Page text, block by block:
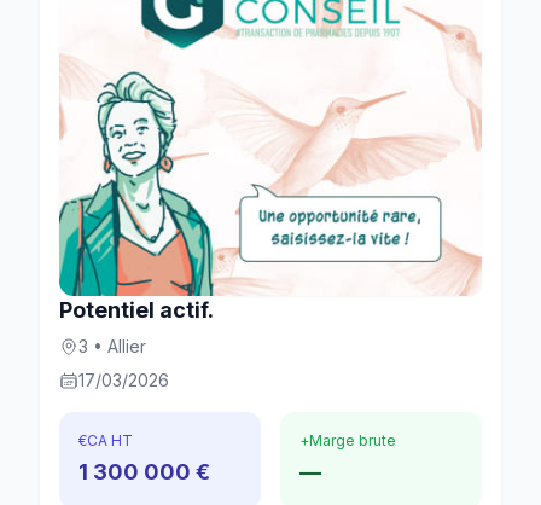
Potentiel actif.
3 • Allier
17/03/2026
€CA HT
1 300 000 €
+Marge brute
—